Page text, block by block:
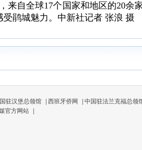
来自全球17个国家和地区的20
受鹃城魅力。中新社记者 张浪 摄
驻汉堡总领馆 西班牙侨网 中国驻法兰克福总领
官方网站